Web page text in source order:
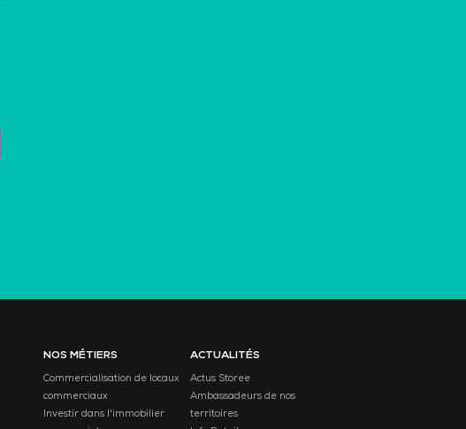
NOS MÉTIERS
Commercialisation de locaux
commerciaux
Investir dans l'immobilier
ACTUALITÉS
Actus Storee
Ambassadeurs de nos
territoires